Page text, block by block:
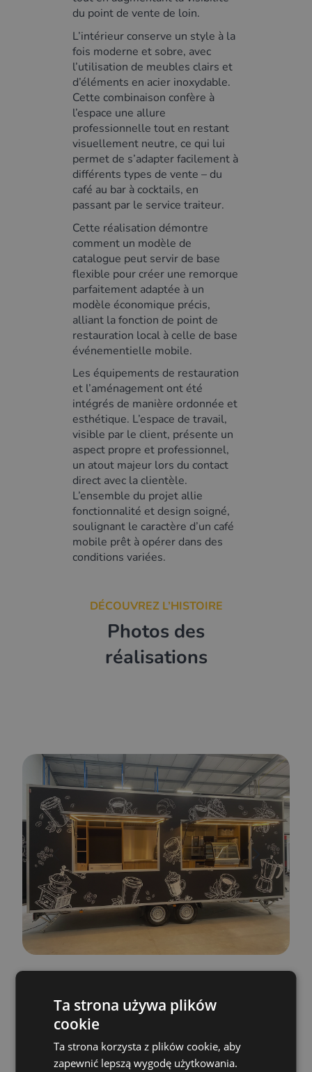
du point de vente de loin.
L’intérieur conserve un style à la
fois moderne et sobre, avec
l’utilisation de meubles clairs et
d’éléments en acier inoxydable.
Cette combinaison confère à
l’espace une allure
professionnelle tout en restant
visuellement neutre, ce qui lui
permet de s’adapter facilement à
différents types de vente – du
café au bar à cocktails, en
passant par le service traiteur.
Cette réalisation démontre
comment un modèle de
catalogue peut servir de base
flexible pour créer une remorque
parfaitement adaptée à un
modèle économique précis,
alliant la fonction de point de
restauration local à celle de base
événementielle mobile.
Les équipements de restauration
et l’aménagement ont été
intégrés de manière ordonnée et
esthétique. L’espace de travail,
visible par le client, présente un
aspect propre et professionnel,
un atout majeur lors du contact
direct avec la clientèle.
L’ensemble du projet allie
fonctionnalité et design soigné,
soulignant le caractère d’un café
mobile prêt à opérer dans des
conditions variées.
DÉCOUVREZ L’HISTOIRE
Photos des
réalisations
Ta strona używa plików
cookie
Ta strona korzysta z plików cookie, aby
zapewnić lepszą wygodę użytkowania.